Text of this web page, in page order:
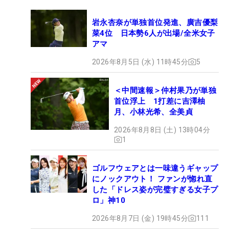
岩永杏奈が単独首位発進、廣吉優梨
菜4位 日本勢6人が出場/全米女子
アマ
2026年8月5日 (水) 11時45分 5
＜中間速報＞仲村果乃が単独
首位浮上 1打差に吉澤柚
月、小林光希、全美貞
2026年8月8日 (土) 13時04分
1
ゴルフウェアとは一味違うギャップ
にノックアウト！ ファンが惚れ直
した「ドレス姿が完璧すぎる女子プ
ロ」神10
2026年8月7日 (金) 19時45分 111